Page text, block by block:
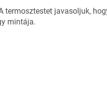
termosztestet javasoljuk,
mintája.